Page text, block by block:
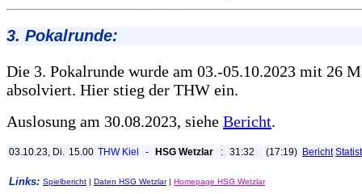
3. Pokalrunde:
Die 3. Pokalrunde wurde am 03.-05.10.2023 mit 26
absolviert. Hier stieg der THW ein.
Auslosung am 30.08.2023, siehe Bericht.
03.10.23, Di. 15.00 THW Kiel - HSG Wetzlar : 31:32 (17:19) Bericht
Links: Spielbericht | Daten HSG Wetzlar| Homepage HSG Wetzlar